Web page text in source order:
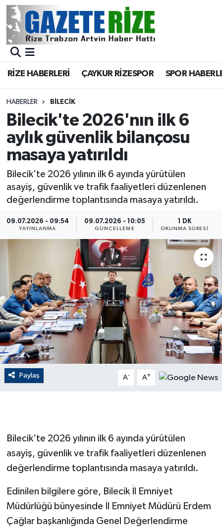
RİZE HABERLERİ ÇAYKUR RİZESPOR SPOR
HABERLER BILECIK
Bilecik'te 2026'nın ilk 6
aylık güvenlik bilançosu
masaya yatırıldı
Bilecik'te 2026 yılının ilk 6 ayında yürütülen
asayiş, güvenlik ve trafik faaliyetleri düzenlenen
değerlendirme toplantısında masaya yatırıldı.
09.07.2026 - 09:54
YAYINLANMA
09.07.2026 - 10:05
GÜNCELLEME
1 DK
OKUNMA SÜRESI
Paylaş A- A+
Bilecik'te 2026 yılının ilk 6 ayında yürütülen
asayiş, güvenlik ve trafik faaliyetleri düzenlenen
değerlendirme toplantısında masaya yatırıldı.
Edinilen bilgilere göre, Bilecik İl Emniyet
Müdürlüğü bünyesinde İl Emniyet Müdürü Erdem
Çağlar başkanlığında Genel Değerlendirme
BÖLGEMİZ
Asayiş
Rize Jandarma Komutanlığı
Bilim Teknoloji
Bölge
Advertising news
ÇEVRE
Dış Haberler
Dünya
EĞİTİM
EKONOMİ
English News
Gayrimenkul
GENEL
GÜNDEM
Güvenlik
Merkez Nöbetçi Eczaneler
Merkez Trafik Yoğunluk Haritası
Süper Lig Puan Durumu ve Fikstür
Tüm Manşetler
Son Dakika Haberleri
Haber Arşivi